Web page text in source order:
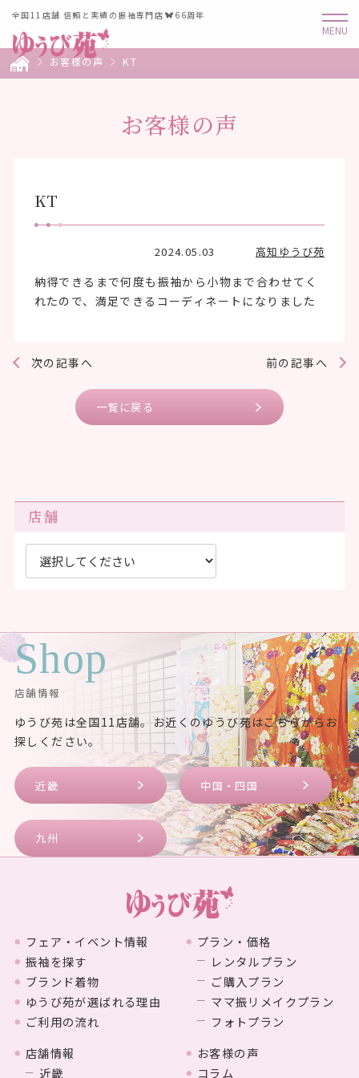
全国11店舗 信頼と実績の振袖専門店 66周年
お客様の声 KT
お客様の声
KT
2024.05.03 高知ゆうび苑
納得できるまで何度も振袖から小物まで合わせてく
れたので、満足できるコーディネートになりました
前の記事へ
次の記事へ
一覧に戻る
店舗
Shop
店舗情報
ゆうび苑は全国11店舗。お近くのゆうび苑はこちらからお
探しください。
近畿 中国・四国
九州
フェア・イベント情報
振袖を探す
ブランド着物
ゆうび苑が選ばれる理由
ご利用の流れ
プラン・価格
レンタルプラン
ご購入プラン
ママ振リメイクプラン
フォトプラン
店舗情報
近畿
お客様の声
コラム